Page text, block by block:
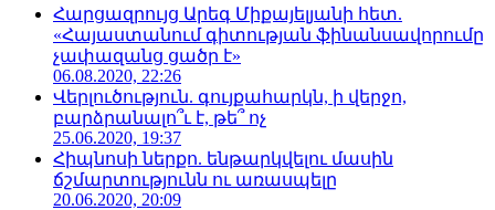
Հարցազրույց Արեգ Միքայելյանի հետ.
«Հայաստանում գիտության ֆինանսավորումը
չափազանց ցածր է»
06.08.2020, 22:26
Վերլուծություն. գույքահարկն, ի վերջո,
բարձրանալո՞ւ է, թե՞ ոչ
25.06.2020, 19:37
Հիպնոսի ներքո. ենթարկվելու մասին
ճշմարտությունն ու առասպելը
20.06.2020, 20:09